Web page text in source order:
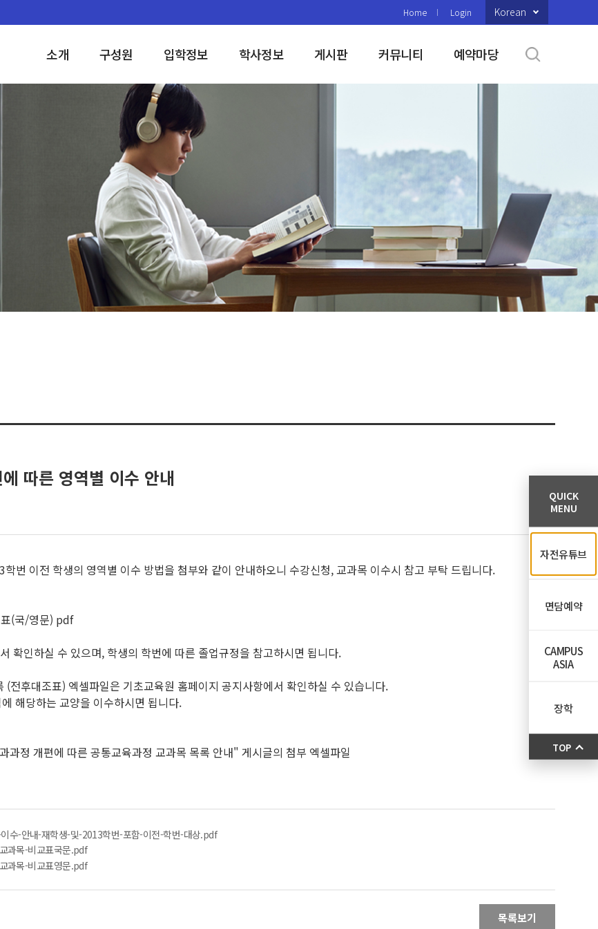
Home Login Korean
소개 구성원 입학정보 학사정보 게시판 커뮤니티 예약마당
따른 영역별 이수 안내
번 이전 학생의 영역별 이수 방법을 첨부와 같이 안내하오니 수강신청, 교과목 이수시 참고 부탁 드립니다.
(국/영문) pdf
확인하실 수 있으며, 학생의 학번에 따른 졸업규정을 참고하시면 됩니다.
후대조표) 엑셀파일은 기초교육원 홈페이지 공지사항에서 확인하실 수 있습니다.
해당하는 교양을 이수하시면 됩니다.
과정 개편에 따른 공통교육과정 교과목 목록 안내" 게시글의 첨부 엑셀파일
수-안내-재학생-및-2013학번-포함-이전-학번-대상.pdf
과목-비교표국문.pdf
과목-비교표영문.pdf
목록보기
QUICK
MENU
자전유튜브
면담예약
CAMPUS
ASIA
장학
TOP